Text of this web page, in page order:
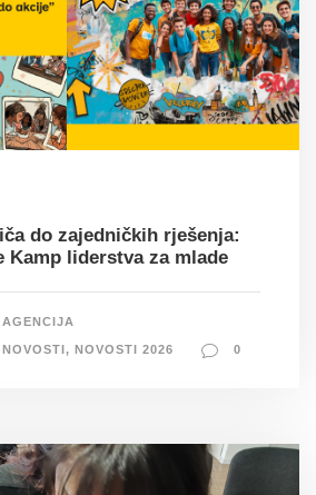
do zajedničkih rješenja:
Kamp liderstva za mlade
NOVOSTI , NOVOSTI 2026 0